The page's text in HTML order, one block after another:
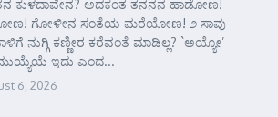
ಕುಳದಾವೇನ? ಅದಕಂತ ತನನನ ಹಾಡೋಣ!
ಗೋಳೀನ ಸಂತೆಯ ಮರೆಯೋಣ! ೨ ಸಾವು
ನುಗ್ಗಿ ಕಣ್ಣೀರ ಕರೆವಂತೆ ಮಾಡಿಲ್ಲ? `ಅಯ್ಯೋ’
ಮುಯ್ಯೆಯೆ ಇದು ಎಂದ...
6, 2026